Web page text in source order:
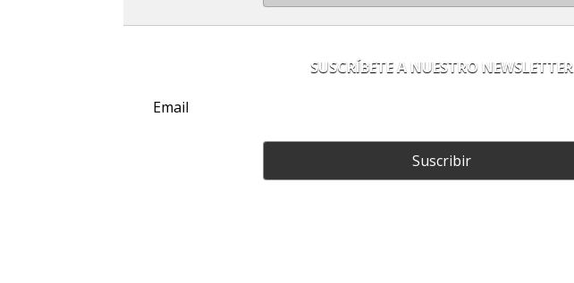
SUSCRÍBETE A NUESTRO NEWSLETTER
Suscribir